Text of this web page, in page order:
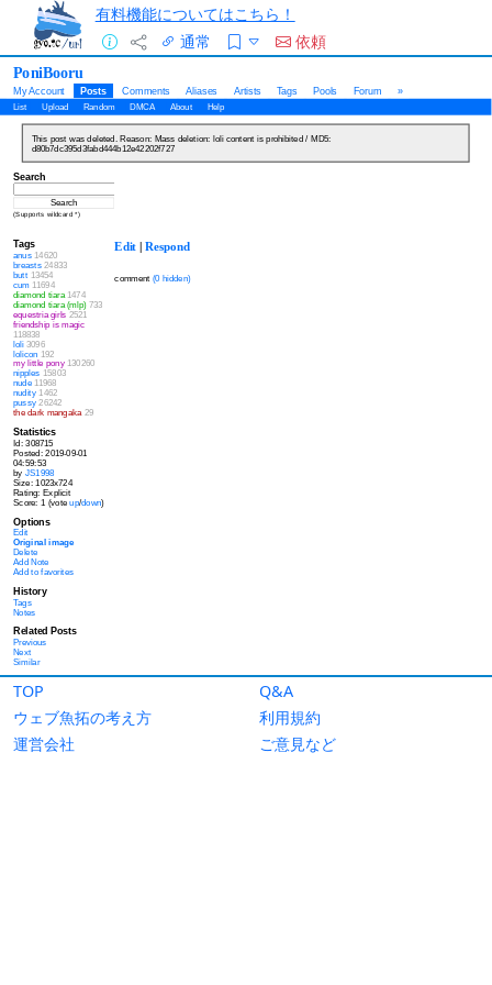
有料機能についてはこちら！
通常
依頼
TOP
Q&A
ウェブ魚拓の考え方
利用規約
運営会社
ご意見など